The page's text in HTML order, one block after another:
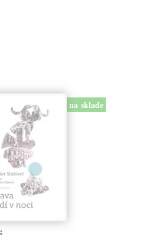
na sklade